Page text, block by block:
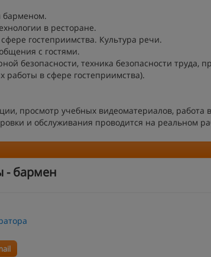
барменом.
в ресторане.
гостеприимства. Культура речи.
с гостями.
безопасности, техника безопасности труда,
работы в сфере гостеприимства).
просмотр учебных видеоматериалов, работа
и обслуживания проводится на реальном
- бармен